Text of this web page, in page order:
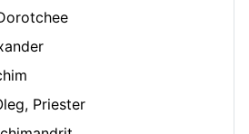
Priester